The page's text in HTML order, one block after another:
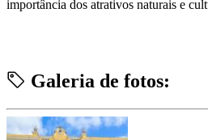
importância dos atrativos naturais e
Galeria de fotos: